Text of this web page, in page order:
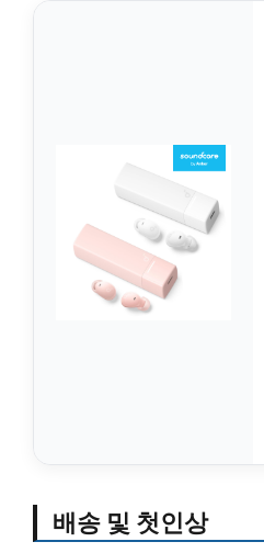
배송 및 첫인상